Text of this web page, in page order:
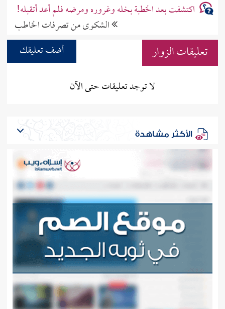
اكتشفت بعد الخطبة بخله وغروره ومرضه فلم أعد أتقبله!
الشكوى من تصرفات الخاطب
تعليقات الزوار
أضف تعليقك
لا توجد تعليقات حتى الآن
الأكثر مشاهدة